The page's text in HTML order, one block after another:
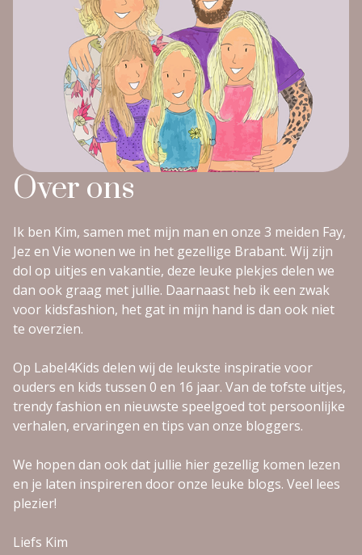
Over ons
Ik ben Kim, samen met mijn man en onze 3 meiden Fay,
Jez en Vie wonen we in het gezellige Brabant. Wij zijn
dol op uitjes en vakantie, deze leuke plekjes delen we
dan ook graag met jullie. Daarnaast heb ik een zwak
voor kidsfashion, het gat in mijn hand is dan ook niet
te overzien.
Op Label4Kids delen wij de leukste inspiratie voor
ouders en kids tussen 0 en 16 jaar. Van de tofste uitjes,
trendy fashion en nieuwste speelgoed tot persoonlijke
verhalen, ervaringen en tips van onze bloggers.
We hopen dan ook dat jullie hier gezellig komen lezen
en je laten inspireren door onze leuke blogs. Veel lees
plezier!
Liefs Kim